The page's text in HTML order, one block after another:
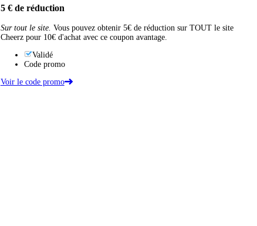
5 € de réduction
Sur tout le site. Vous pouvez obtenir 5€ de réduction sur TOUT le site
Cheerz pour 10€ d'achat avec ce coupon avantage.
Validé
Code promo
Voir le code promo